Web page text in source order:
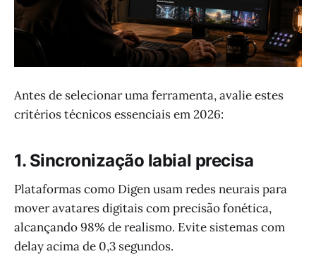
Antes de selecionar uma ferramenta, avalie estes
critérios técnicos essenciais em 2026:
1. Sincronização labial precisa
Plataformas como Digen usam redes neurais para
mover avatares digitais com precisão fonética,
alcançando 98% de realismo. Evite sistemas com
delay acima de 0,3 segundos.